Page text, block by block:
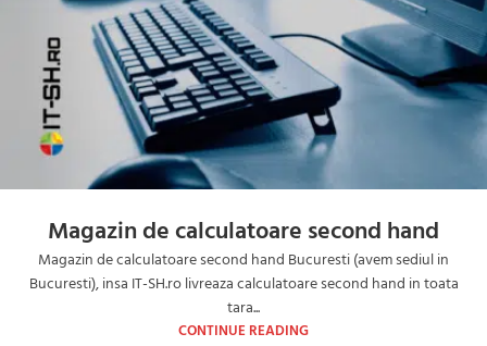
Magazin de calculatoare second hand
Magazin de calculatoare second hand Bucuresti (avem sediul in
Bucuresti), insa IT-SH.ro livreaza calculatoare second hand in toata
tara...
CONTINUE READING